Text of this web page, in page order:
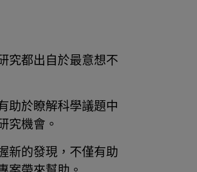
究都出自於最意想不
助於瞭解科學議題中
究機會。
新的發現，不僅有助